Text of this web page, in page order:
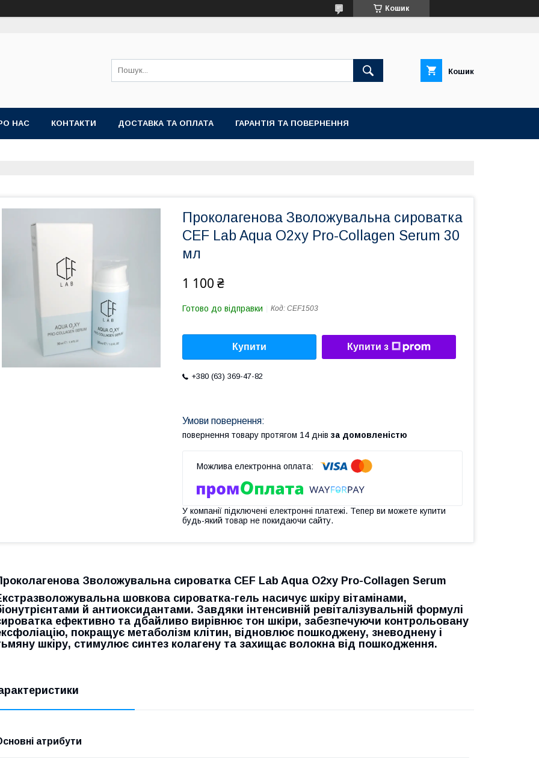
Кошик
Кошик
НАС КОНТАКТИ ДОСТАВКА ТА ОПЛАТА ГАРАНТІЯ ТА ПОВЕРНЕННЯ
Проколагенова Зволожувальна сироватка
CEF Lab Aqua O2xy Pro-Collagen Serum 30
мл
1 100 ₴
Готово до відправки Код: CEF1503
Купити Купити з
+380 (63) 369-47-82
повернення товару протягом 14 днів за домовленістю
У компанії підключені електронні платежі. Тепер ви можете купити
будь-який товар не покидаючи сайту.
Зволожувальна сироватка CEF Lab Aqua O2xy Pro-Collagen Serum
шовкова сироватка-гель насичує шкіру вітамінами,
й антиоксидантами. Завдяки інтенсивній ревіталізувальній формулі
ефективно та дбайливо вирівнює тон шкіри, забезпечуючи контрольовану
покращує метаболізм клітин, відновлює пошкоджену, зневоднену і
шкіру, стимулює синтез колагену та захищає волокна від пошкодження.
атрибути